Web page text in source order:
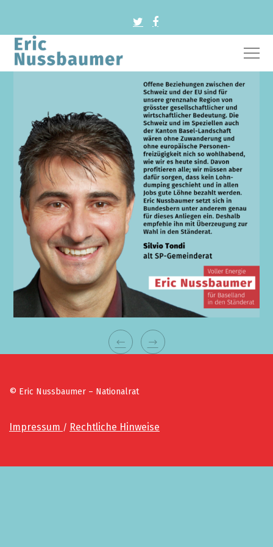
© Eric Nussbaumer – Nationalrat
Impressum / Rechtliche Hinweise